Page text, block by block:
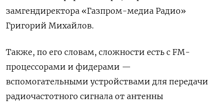
замгендиректора «Газпром-медиа Радио»
Григорий Михайлов.
Также, по его словам, сложности есть с FM-
процессорами и фидерами —
вспомогательными устройствами для передачи
радиочастотного сигнала от антенны